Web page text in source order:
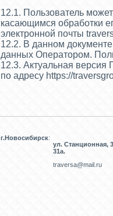
12.1. Пользователь
касающимся обработки
электронной почты
12.2. В данном
данных Оператором.
12.3. Актуальная версия
по адресу https://
г.Новосибирск:
ул. Станционная,
31а.
traversa@mail.ru